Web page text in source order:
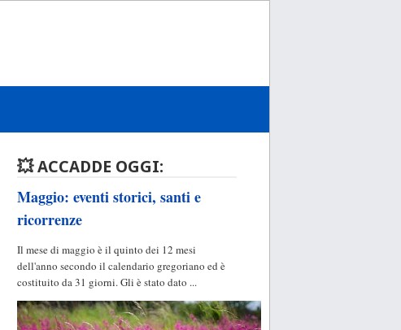
💥 ACCADDE OGGI:
Maggio: eventi storici, santi e
ricorrenze
Il mese di maggio è il quinto dei 12 mesi
dell'anno secondo il calendario gregoriano ed è
costituito da 31 giorni. Gli è stato dato ...